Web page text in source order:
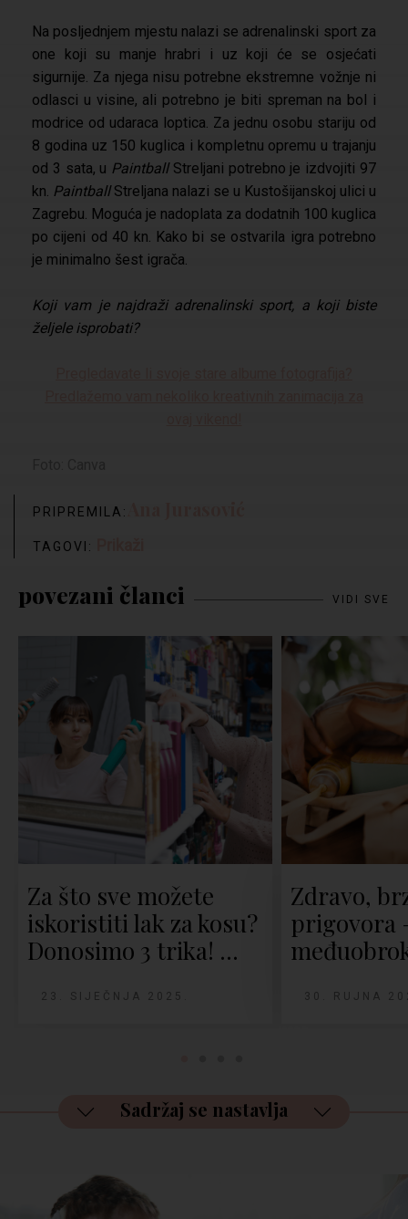
Na posljednjem mjestu nalazi se adrenalinski sport za
one koji su manje hrabri i uz koji će se osjećati
sigurnije. Za njega nisu potrebne ekstremne vožnje ni
odlasci u visine, ali potrebno je biti spreman na bol i
modrice od udaraca loptica. Za jednu osobu stariju od
8 godina uz 150 kuglica i kompletnu opremu u trajanju
od 3 sata, u PaintballStreljani potrebno je izdvojiti 97
kn. PaintballStreljana nalazi se u Kustošijanskoj ulici u
Zagrebu. Moguća je nadoplata za dodatnih 100 kuglica
po cijeni od 40 kn. Kako bi se ostvarila igra potrebno
je minimalno šest igrača.
Koji vam je najdraži adrenalinski sport, a koji biste
željele isprobati?
PRIPREMILA:
TAGOVI:
povezani članci VIDI SVE
Za što sve možete
iskoristiti lak za kosu?
Donosimo 3 trika! …
23. SIJEČNJA 2025.
Zdravo,
prigovora
30. RUJNA
Sadržaj se nastavlja